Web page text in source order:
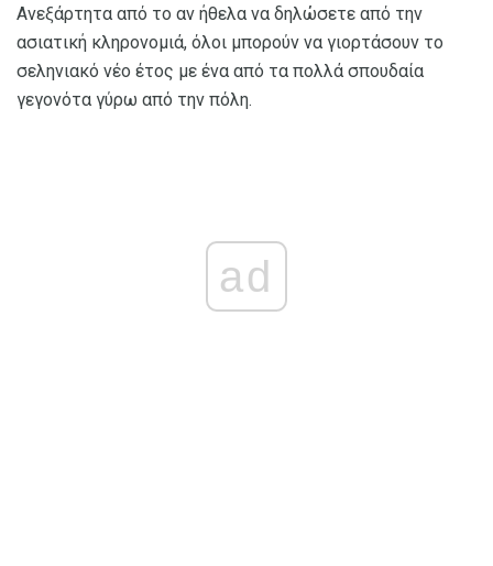
Ανεξάρτητα από το αν ήθελα να δηλώσετε από την
ασιατική κληρονομιά, όλοι μπορούν να γιορτάσουν το
σεληνιακό νέο έτος με ένα από τα πολλά σπουδαία
γεγονότα γύρω από την πόλη.
ad